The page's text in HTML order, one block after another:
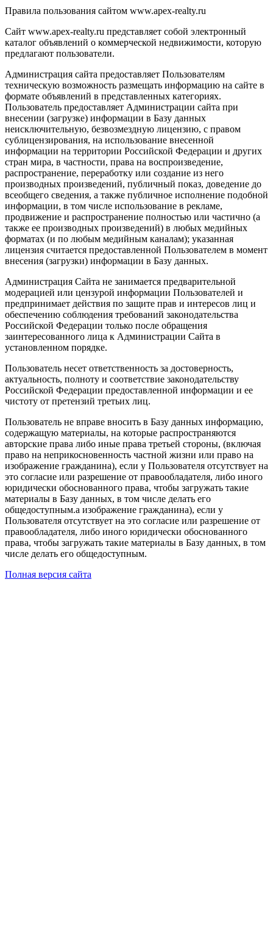
Правила пользования сайтом www.apex-realty.ru
Сайт www.apex-realty.ru представляет собой электронный
каталог объявлений о коммерческой недвижимости, которую
предлагают пользователи.
Администрация сайта предоставляет Пользователям
техническую возможность размещать информацию на сайте в
формате объявлений в представленных категориях.
Пользователь предоставляет Администрации сайта при
внесении (загрузке) информации в Базу данных
неисключительную, безвозмездную лицензию, с правом
сублицензирования, на использование внесенной
информации на территории Российской Федерации и других
стран мира, в частности, права на воспроизведение,
распространение, переработку или создание из него
производных произведений, публичный показ, доведение до
всеобщего сведения, а также публичное исполнение подобной
информации, в том числе использование в рекламе,
продвижение и распространение полностью или частично (а
также ее производных произведений) в любых медийных
форматах (и по любым медийным каналам); указанная
лицензия считается предоставленной Пользователем в момент
внесения (загрузки) информации в Базу данных.
Администрация Сайта не занимается предварительной
модерацией или цензурой информации Пользователей и
предпринимает действия по защите прав и интересов лиц и
обеспечению соблюдения требований законодательства
Российской Федерации только после обращения
заинтересованного лица к Администрации Сайта в
установленном порядке.
Пользователь несет ответственность за достоверность,
актуальность, полноту и соответствие законодательству
Российской Федерации предоставленной информации и ее
чистоту от претензий третьих лиц.
Пользователь не вправе вносить в Базу данных информацию,
содержащую материалы, на которые распространяются
авторские права либо иные права третьей стороны, (включая
право на неприкосновенность частной жизни или право на
изображение гражданина), если у Пользователя отсутствует на
это согласие или разрешение от правообладателя, либо иного
юридически обоснованного права, чтобы загружать такие
материалы в Базу данных, в том числе делать его
общедоступным.а изображение гражданина), если у
Пользователя отсутствует на это согласие или разрешение от
правообладателя, либо иного юридически обоснованного
права, чтобы загружать такие материалы в Базу данных, в том
числе делать его общедоступным.
Полная версия сайта